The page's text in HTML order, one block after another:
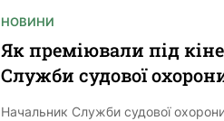
НОВИНИ
Як преміювали під
Служби судової
Начальник Служби судової охорони